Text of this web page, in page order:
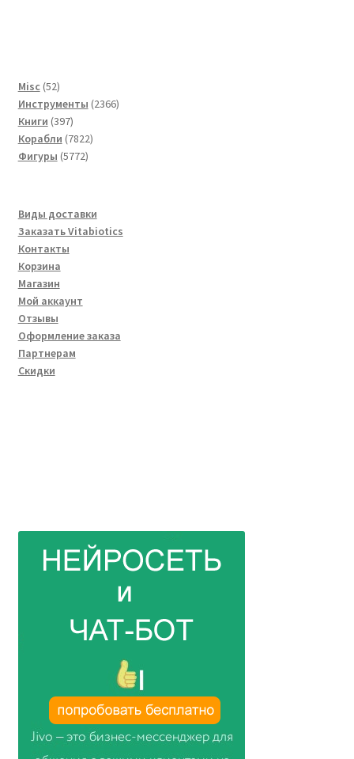
Misc 5252
товара
Инструменты 23662366
Книги 397397
товаров
Корабли 78227822
Фигуры 57725772
Виды доставки
Заказать Vitabiotics
Контакты
Корзина
Магазин
Мой аккаунт
Отзывы
Оформление заказа
Партнерам
Скидки